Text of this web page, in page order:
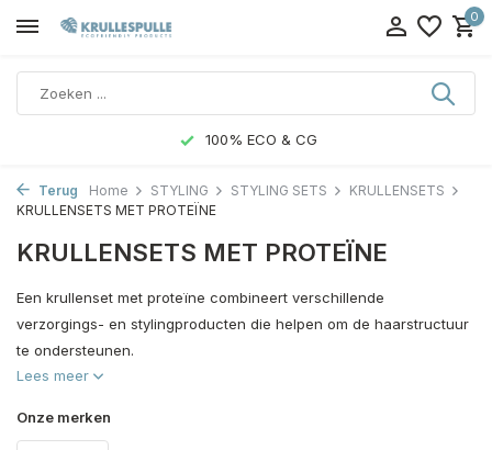
0
100% ECO & CG
Terug Home STYLING STYLING SETS
KRULLENSETS
KRULLENSETS MET PROTEÏNE
KRULLENSETS MET PROTEÏNE
Een krullenset met proteïne combineert verschillende
verzorgings- en stylingproducten die helpen om de haarstructuur
te ondersteunen.
Lees meer
Onze merken